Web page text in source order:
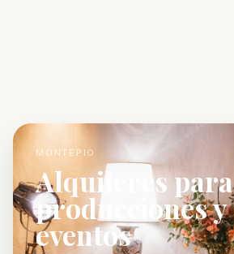
MONTEPIO
Alquileres para
producciones y
eventos